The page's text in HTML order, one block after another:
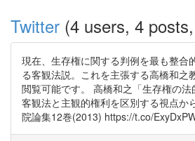
Twitter (4 users, 4
現在、生存権に関する判例を最も整合
る客観法説。これを主張する高橋和之
閲覧可能です。 高橋和之「生存権の
客観法と主観的権利を区別する視点か
院論集12巻(2013) https://t.co/